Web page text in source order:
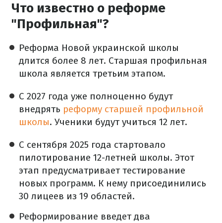
Что известно о реформе
"Профильная"?
Реформа Новой украинской школы
длится более 8 лет. Старшая профильная
школа является третьим этапом.
С 2027 года уже полноценно будут
внедрять реформу старшей профильной
школы. Ученики будут учиться 12 лет.
С сентября 2025 года стартовало
пилотирование 12-летней школы. Этот
этап предусматривает тестирование
новых программ. К нему присоединились
30 лицеев из 19 областей.
Реформирование введет два